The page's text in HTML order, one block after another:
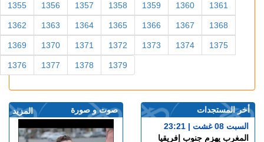
1355 1356 1357 1358 1359 1360 1361
1362 1363 1364 1365 1366 1367 1368
1369 1370 1371 1372 1373 1374 1375
1376 1377 1378 1379
المزيد صوت و صورة
أخر المستجدات
السبت 08 غشت | 23:21
المغرب يهزم جنوب إفريقيا